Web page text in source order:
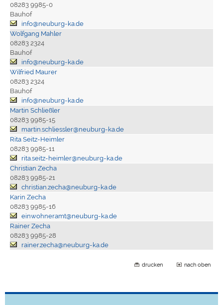
08283 9985-0
Bauhof
info@neuburg-ka.de
Wolfgang Mahler
08283 2324
Bauhof
info@neuburg-ka.de
Wilfried Maurer
08283 2324
Bauhof
info@neuburg-ka.de
Martin Schließler
08283 9985-15
martin.schliessler@neuburg-ka.de
Rita Seitz-Heimler
08283 9985-11
rita.seitz-heimler@neuburg-ka.de
Christian Zecha
08283 9985-21
christian.zecha@neuburg-ka.de
Karin Zecha
08283 9985-16
einwohneramt@neuburg-ka.de
Rainer Zecha
08283 9985-28
rainer.zecha@neuburg-ka.de
drucken nach oben